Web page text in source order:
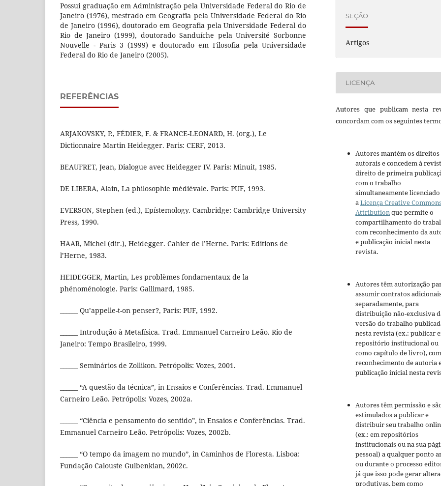
Possui graduação em Administração pela Universidade Federal do Rio de
Janeiro (1976), mestrado em Geografia pela Universidade Federal do Rio
de Janeiro (1996), doutorado em Geografia pela Universidade Federal do
Rio de Janeiro (1999), doutorado Sanduíche pela Université Sorbonne
Nouvelle - Paris 3 (1999) e doutorado em Filosofia pela Universidade
Federal do Rio de Janeiro (2005).
REFERÊNCIAS
ARJAKOVSKY, P., FÉDIER, F. & FRANCE-LEONARD, H. (org.), Le
Dictionnaire Martin Heidegger. Paris: CERF, 2013.
BEAUFRET, Jean, Dialogue avec Heidegger IV. Paris: Minuit, 1985.
DE LIBERA, Alain, La philosophie médiévale. Paris: PUF, 1993.
EVERSON, Stephen (ed.), Epístemology. Cambridge: Cambridge University
Press, 1990.
HAAR, Michel (dir.), Heidegger. Cahier de l’Herne. Paris: Editions de
l’Herne, 1983.
HEIDEGGER, Martin, Les problèmes fondamentaux de la
phénoménologie. Paris: Gallimard, 1985.
______ Qu’appelle-t-on penser?, Paris: PUF, 1992.
______ Introdução à Metafísica. Trad. Emmanuel Carneiro Leão. Rio de
Janeiro: Tempo Brasileiro, 1999.
______ Seminários de Zollikon. Petrópolis: Vozes, 2001.
______ “A questão da técnica”, in Ensaios e Conferências. Trad. Emmanuel
Carneiro Leão. Petrópolis: Vozes, 2002a.
______ “Ciência e pensamento do sentido”, in Ensaios e Conferências. Trad.
Emmanuel Carneiro Leão. Petrópolis: Vozes, 2002b.
______ “O tempo da imagem no mundo”, in Caminhos de Floresta. Lisboa:
Fundação Calouste Gulbenkian, 2002c.
SEÇÃO
Artigos
LICENÇA
Autores que publicam nesta
concordam com os seguintes
Autores mantém os direitos
autorais e concedem à
direito de primeira
com o trabalho
simultaneamente
aLicença Creative
Attributionque permite o
compartilhamento do
com reconhecimento da
e publicação inicial nesta
revista.
Autores têm autorização
assumir contratos
separadamente, para
distribuição não-exclusiva
versão do trabalho
nesta revista (ex.: publicar
repositório institucional ou
como capítulo de livro), com
reconhecimento de autoria
publicação inicial nesta
Autores têm permissão e
estimulados a publicar e
distribuir seu trabalho
(ex.: em repositórios
institucionais ou na sua
pessoal) a qualquer ponto
ou durante o processo
já que isso pode gerar
produtivas, bem como